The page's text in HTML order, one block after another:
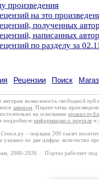
произведения
на это
полученных
написанных
по разделу за
Рецензии Поиск
авторам возможность свободной
законом . Перепечатка
на основании правил
подробную информацию о портале и
– порядка 200 тысяч
указано по две цифры: количество
2000-2026 Портал работает под